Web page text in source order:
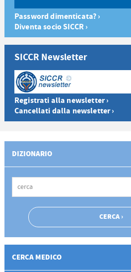
Password dimenticata? ›
Diventa socio SICCR ›
SICCR Newsletter
Registrati alla newsletter ›
Cancellati dalla newsletter ›
DIZIONARIO
CERCA MEDICO